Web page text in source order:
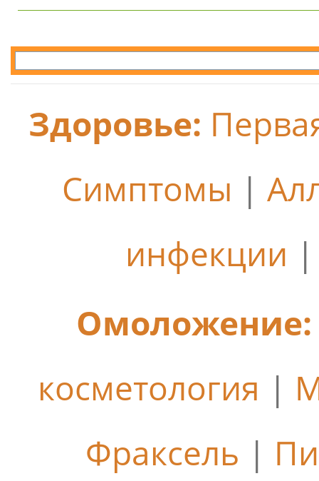
Здоровье:
Симптомы |
инфекции
Омоложение:
косметология |
Фраксель |